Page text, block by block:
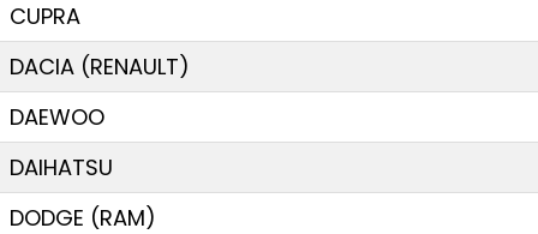
CUPRA
DACIA (RENAULT)
DAEWOO
DAIHATSU
DODGE (RAM)